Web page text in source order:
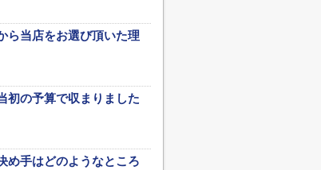
ら当店をお選び頂いた理
初の予算で収まりました
め手はどのようなところ